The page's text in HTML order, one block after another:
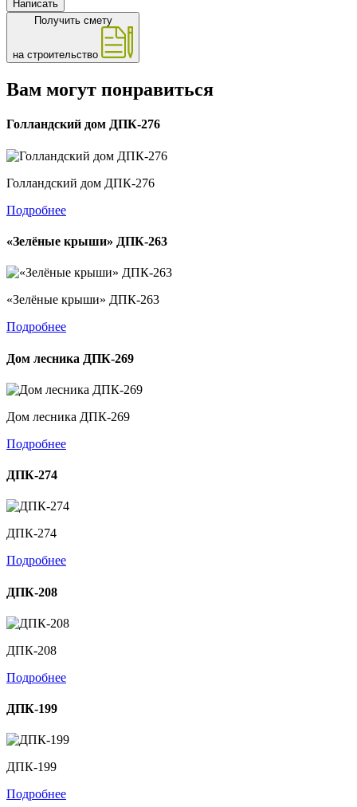
Написать
Получить смету
на строительство
Вам могут понравиться
Голландский дом ДПК-276
Голландский дом ДПК-276
Подробнее
«Зелёные крыши» ДПК-263
«Зелёные крыши» ДПК-263
Подробнее
Дом лесника ДПК-269
Дом лесника ДПК-269
Подробнее
ДПК-274
ДПК-274
Подробнее
ДПК-208
ДПК-208
Подробнее
ДПК-199
ДПК-199
Подробнее